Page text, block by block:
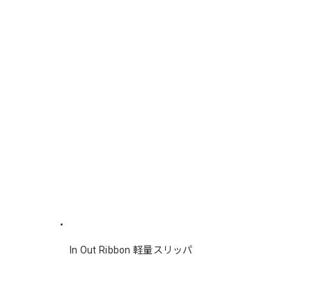
In Out Ribbon 軽量スリッパ